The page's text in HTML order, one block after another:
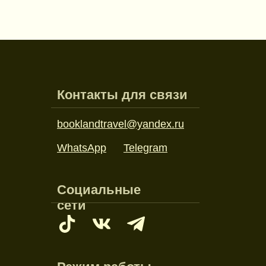
booklandtravel@yandex.ru
WhatsApp
Telegram
Контакты для связи
Социальные
сети